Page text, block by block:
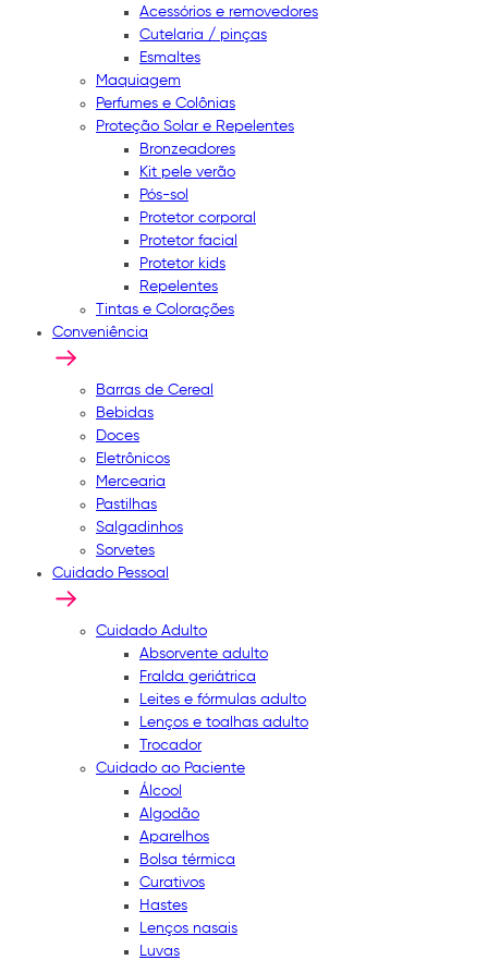
Acessórios e removedores
Cutelaria / pinças
Esmaltes
Maquiagem
Perfumes e Colônias
Proteção Solar e Repelentes
Bronzeadores
Kit pele verão
Pós-sol
Protetor corporal
Protetor facial
Protetor kids
Repelentes
Tintas e Colorações
Conveniência
Barras de Cereal
Bebidas
Doces
Eletrônicos
Mercearia
Pastilhas
Salgadinhos
Sorvetes
Cuidado Pessoal
Cuidado Adulto
Absorvente adulto
Fralda geriátrica
Leites e fórmulas adulto
Lenços e toalhas adulto
Trocador
Cuidado ao Paciente
Álcool
Algodão
Aparelhos
Bolsa térmica
Curativos
Hastes
Lenços nasais
Luvas